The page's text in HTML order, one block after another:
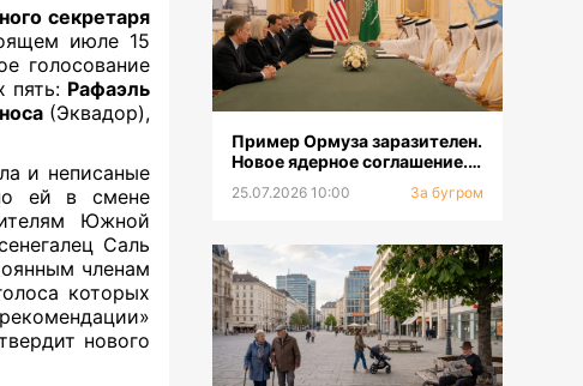
секретаря
июле 15
голосование
пять: Рафаэль
(Эквадор),
и неписаные
ей в смене
Южной
Саль
членам
которых
нового
Пример Ормуза заразителен.
Новое ядерное соглашение.
25.07.2026 10:00 За бугром